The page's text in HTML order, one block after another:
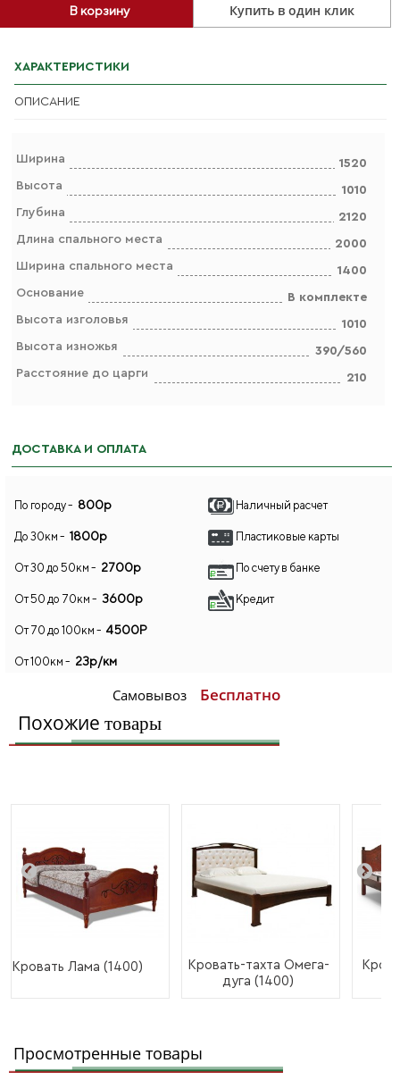
В корзину Купить в один клик
ХАРАКТЕРИСТИКИ
ОПИСАНИЕ
Ширина
1520
Высота
1010
Глубина
2120
Длина спального места
2000
Ширина спального места
1400
Основание
В комплекте
Высота изголовья
1010
Высота изножья
390/560
Расстояние до царги
210
ДОСТАВКА И ОПЛАТА
По городу - 800р
До 30км - 1800р
От 30 до 50км - 2700р
От 50 до 70км - 3600р
От 70 до 100км - 4500Р
От 100км - 23р/км
Самовывоз Бесплатно
Наличный расчет
Пластиковые карты
По счету в банке
Кредит
Похожие товары
Кровать Лама (1400)
Кровать-тахта Омега-
дуга (1400)
Просмотренные товары